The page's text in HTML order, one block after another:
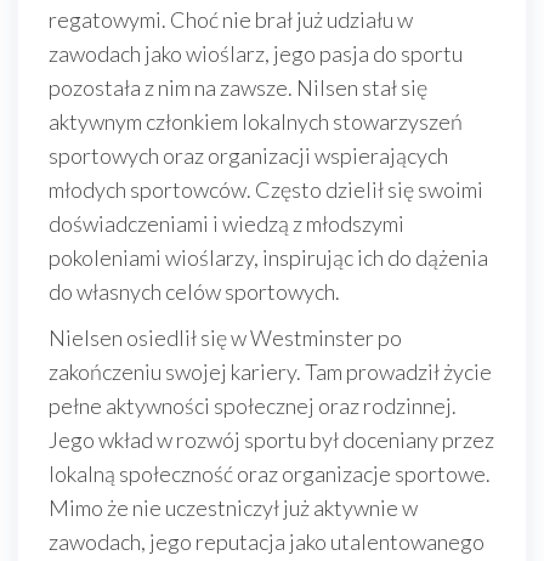
regatowymi. Choć nie brał już udziału w
zawodach jako wioślarz, jego pasja do sportu
pozostała z nim na zawsze. Nilsen stał się
aktywnym członkiem lokalnych stowarzyszeń
sportowych oraz organizacji wspierających
młodych sportowców. Często dzielił się swoimi
doświadczeniami i wiedzą z młodszymi
pokoleniami wioślarzy, inspirując ich do dążenia
do własnych celów sportowych.
Nielsen osiedlił się w Westminster po
zakończeniu swojej kariery. Tam prowadził życie
pełne aktywności społecznej oraz rodzinnej.
Jego wkład w rozwój sportu był doceniany przez
lokalną społeczność oraz organizacje sportowe.
Mimo że nie uczestniczył już aktywnie w
zawodach, jego reputacja jako utalentowanego